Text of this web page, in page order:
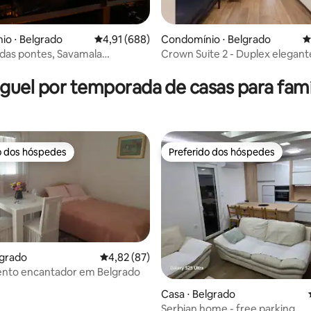
de 5, 210 avaliações
⋅ Belgrado 4,91 de uma avaliação média de 5, 688
4,91 (688)
pontes, Savamala
Condomínio ⋅ Belgrado
Crown Suite 2 - Duplex
por temporada de casas para
de 5, 55 avaliações
dos hóspedes
dos hóspedes
4,82 de uma avaliação média de 5, 87
4,82 (87)
encantador em Belgrado
Preferido dos hóspedes
Preferido dos hóspedes
Casa ⋅ Belgrado